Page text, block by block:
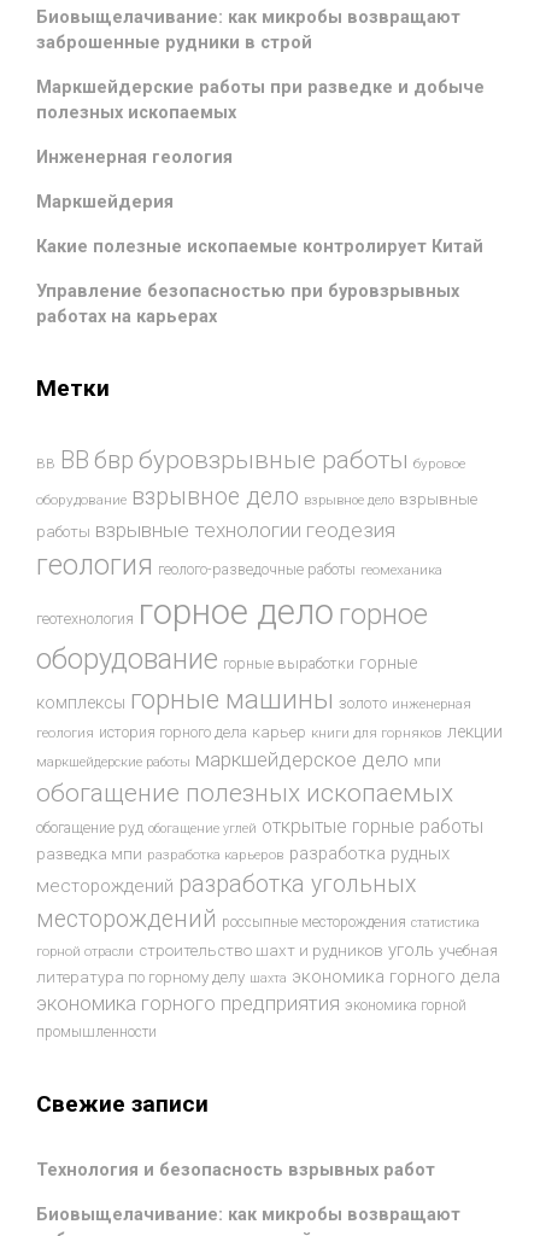
Биовыщелачивание: как микробы возвращают
заброшенные рудники в строй
Маркшейдерские работы при разведке и добыче
полезных ископаемых
Инженерная геология
Маркшейдерия
Какие полезные ископаемые контролирует Китай
Управление безопасностью при буровзрывных
работах на карьерах
Метки
ВВ ВВ бвр буровзрывные работы буровое
оборудование взрывное дело взрывное дело взрывные
работы взрывные технологии геодезия
геология геолого-разведочные работы геомеханика
геотехнология горное дело горное
оборудование горные выработки горные
комплексы горные машины золото инженерная
геология история горного дела карьер книги для горняков лекции
маркшейдерские работы маркшейдерское дело мпи
обогащение полезных ископаемых
обогащение руд обогащение углей открытые горные работы
разведка мпи разработка карьеров разработка рудных
месторождений разработка угольных
месторождений россыпные месторождения статистика
горной отрасли строительство шахт и рудников уголь учебная
литература по горному делу шахта экономика горного дела
экономика горного предприятия экономика горной
промышленности
Свежие записи
Технология и безопасность взрывных работ
Биовыщелачивание: как микробы возвращают